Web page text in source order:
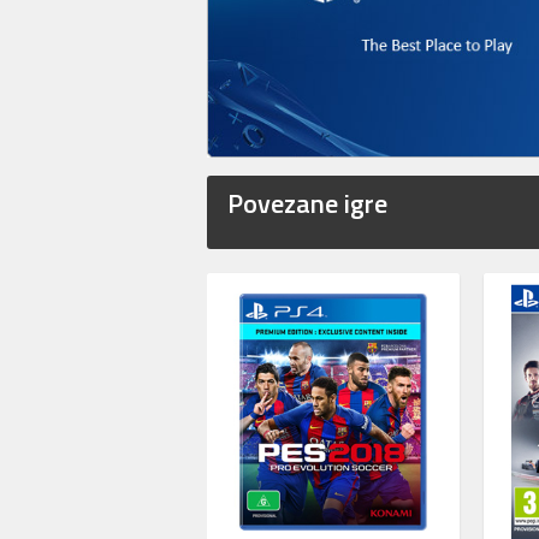
Povezane igre